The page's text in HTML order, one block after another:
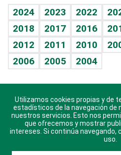
Vida y familia
Eñe
Celebrando la vida
Sin complejos
En pocas palabras
Escuchando al corazón
Economía Personal
TBT Deportivo
Guía del dinero
Horóscopos
Crucigramas
2024 2023 2022
2018
2017 2016
2012
2011 2010
2006
2005 2004
Descarga nuestras
sistema
Utilizamos cookies propias y de
estadísticos de la navegación de
nuestros servicios. Esto nos
que ofrecemos y mostrar
intereses. Si continúa navegando,
uso.